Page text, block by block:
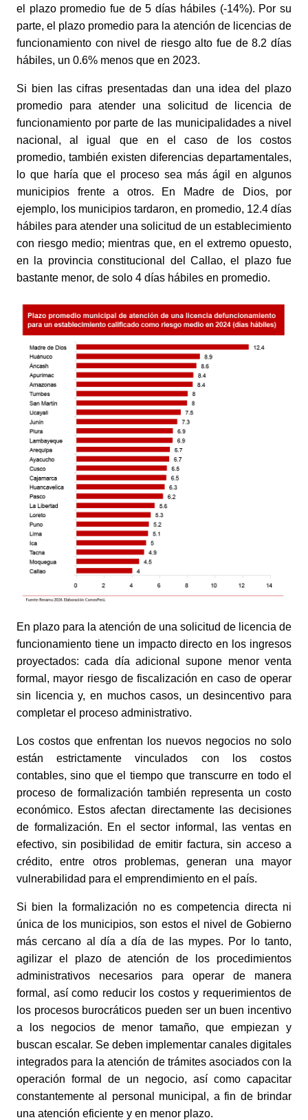
el plazo promedio fue de 5 días hábiles (-14%). Por su
parte, el plazo promedio para la atención de licencias de
funcionamiento con nivel de riesgo alto fue de 8.2 días
hábiles, un 0.6% menos que en 2023.
Si bien las cifras presentadas dan una idea del plazo
promedio para atender una solicitud de licencia de
funcionamiento por parte de las municipalidades a nivel
nacional, al igual que en el caso de los costos
promedio, también existen diferencias departamentales,
lo que haría que el proceso sea más ágil en algunos
municipios frente a otros. En Madre de Dios, por
ejemplo, los municipios tardaron, en promedio, 12.4 días
hábiles para atender una solicitud de un establecimiento
con riesgo medio; mientras que, en el extremo opuesto,
en la provincia constitucional del Callao, el plazo fue
bastante menor, de solo 4 días hábiles en promedio.
En plazo para la atención de una solicitud de licencia de
funcionamiento tiene un impacto directo en los ingresos
proyectados: cada día adicional supone menor venta
formal, mayor riesgo de fiscalización en caso de operar
sin licencia y, en muchos casos, un desincentivo para
completar el proceso administrativo.
Los costos que enfrentan los nuevos negocios no solo
están estrictamente vinculados con los costos
contables, sino que el tiempo que transcurre en todo el
proceso de formalización también representa un costo
económico. Estos afectan directamente las decisiones
de formalización. En el sector informal, las ventas en
efectivo, sin posibilidad de emitir factura, sin acceso a
crédito, entre otros problemas, generan una mayor
vulnerabilidad para el emprendimiento en el país.
Si bien la formalización no es competencia directa ni
única de los municipios, son estos el nivel de Gobierno
más cercano al día a día de las mypes. Por lo tanto,
agilizar el plazo de atención de los procedimientos
administrativos necesarios para operar de manera
formal, así como reducir los costos y requerimientos de
los procesos burocráticos pueden ser un buen incentivo
a los negocios de menor tamaño, que empiezan y
buscan escalar. Se deben implementar canales digitales
integrados para la atención de trámites asociados con la
operación formal de un negocio, así como capacitar
constantemente al personal municipal, a fin de brindar
una atención eficiente y en menor plazo.